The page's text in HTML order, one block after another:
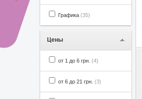
Графика (35)
Цены
от 1 до 6 грн. (4)
от 6 до 21 грн. (3)